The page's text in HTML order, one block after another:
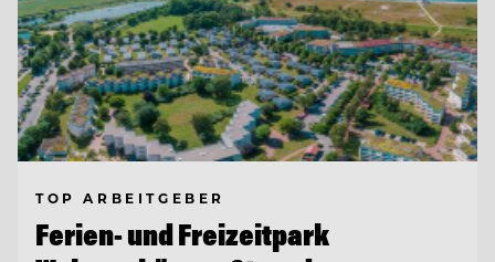
TOP ARBEITGEBER
Ferien- und Freizeitpark